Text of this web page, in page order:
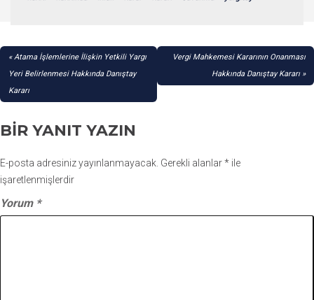
YAZI
GEZINMESI
Atama İşlemlerine İlişkin Yetkili Yargı
Yeri Belirlenmesi Hakkında Danıştay
Kararı
Vergi Mahkemesi Kararının Onanması
Hakkında Danıştay Kararı
BIR YANIT YAZIN
E-posta adresiniz yayınlanmayacak. Gerekli alanlar* ile
işaretlenmişlerdir
Yorum *